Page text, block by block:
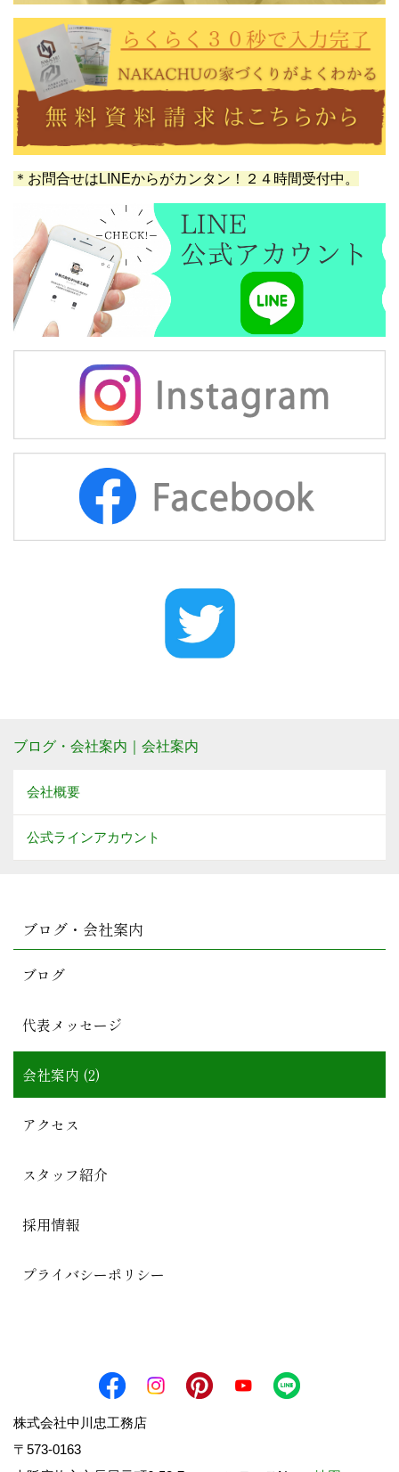
＊お問合せはLINEからがカンタン！２４時間受付中。
ブログ・会社案内｜会社案内
会社概要
公式ラインアカウント
ブログ・会社案内
ブログ
代表メッセージ
会社案内 (2)
アクセス
スタッフ紹介
採用情報
プライバシーポリシー
株式会社中川忠工務店
〒573-0163